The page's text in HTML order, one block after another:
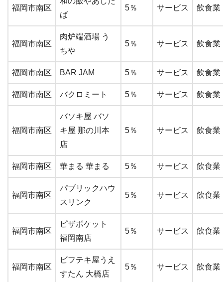
福岡市南区
ば
5％ サービス 飲食業
福岡市南区
肉炉端酒場 う
ちや
5％ サービス 飲食業
福岡市南区 BAR JAM 5％ サービス 飲食業
福岡市南区 バクロミート 5％ サービス 飲食業
福岡市南区
バソキ屋 バソ
キ屋 那の川本
店
5％ サービス 飲食業
福岡市南区 華まる 華まる 5％ サービス 飲食業
福岡市南区
パブリックハウ
スリンク
5％ サービス 飲食業
福岡市南区
ピザポケット
福岡南店
5％ サービス 飲食業
福岡市南区
ビフテキ屋うえ
すたん 大橋店
5％ サービス 飲食業